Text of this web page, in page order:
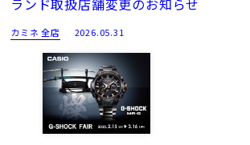
カミネ 全店 2026.05.31